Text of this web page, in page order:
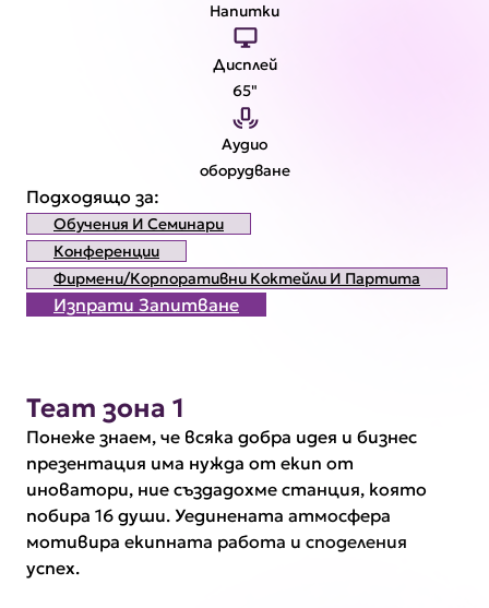
Напитки
Дисплей
65"
Аудио
оборудване
Подходящо за:
Обучения И Семинари
Конференции
Фирмени/корпоративни Коктейли И Партита
Изпрати Запитване
Team зона 1
Понеже знаем, че всяка добра идея и бизнес
презентация има нужда от екип от
иноватори, ние създадохме станция, която
побира 16 души. Уединената атмосфера
мотивира екипната работа и споделения
успех.